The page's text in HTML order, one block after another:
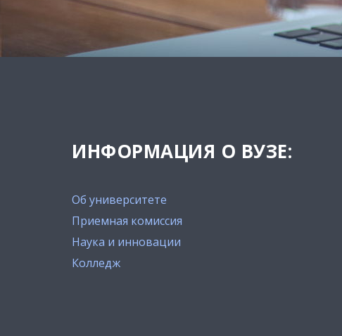
ИНФОРМАЦИЯ О ВУЗЕ:
Об университете
Приемная комиссия
Наука и инновации
Колледж